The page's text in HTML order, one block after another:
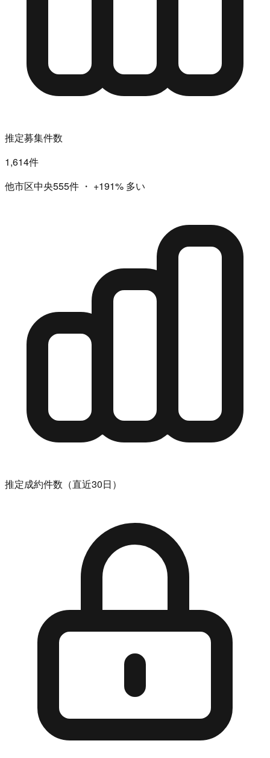
推定募集件数
1,614件
他市区中央555件 ・ +191% 多い
推定成約件数（直近30日）